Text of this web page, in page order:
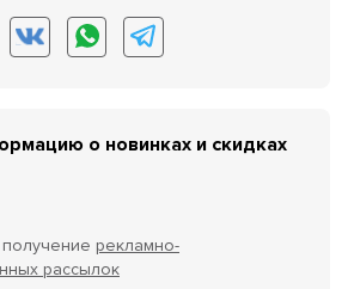
о новинках и скидках
рекламно-
рассылок